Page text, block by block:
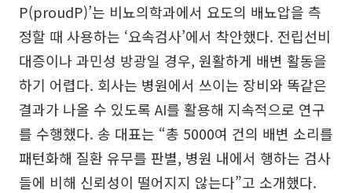
P(proudP)’는 비뇨의학과에서 요도의 배뇨압을 측
정할 때 사용하는 ‘요속검사’에서 착안했다. 전립선비
대증이나 과민성 방광일 경우, 원활하게 배변 활동을
하기 어렵다. 회사는 병원에서 쓰이는 장비와 똑같은
결과가 나올 수 있도록 AI를 활용해 지속적으로 연구
를 수행했다. 송 대표는 “총 5000여 건의 배변 소리를
패턴화해 질환 유무를 판별, 병원 내에서 행하는 검사
들에 비해 신뢰성이 떨어지지 않는다”고 소개했다.